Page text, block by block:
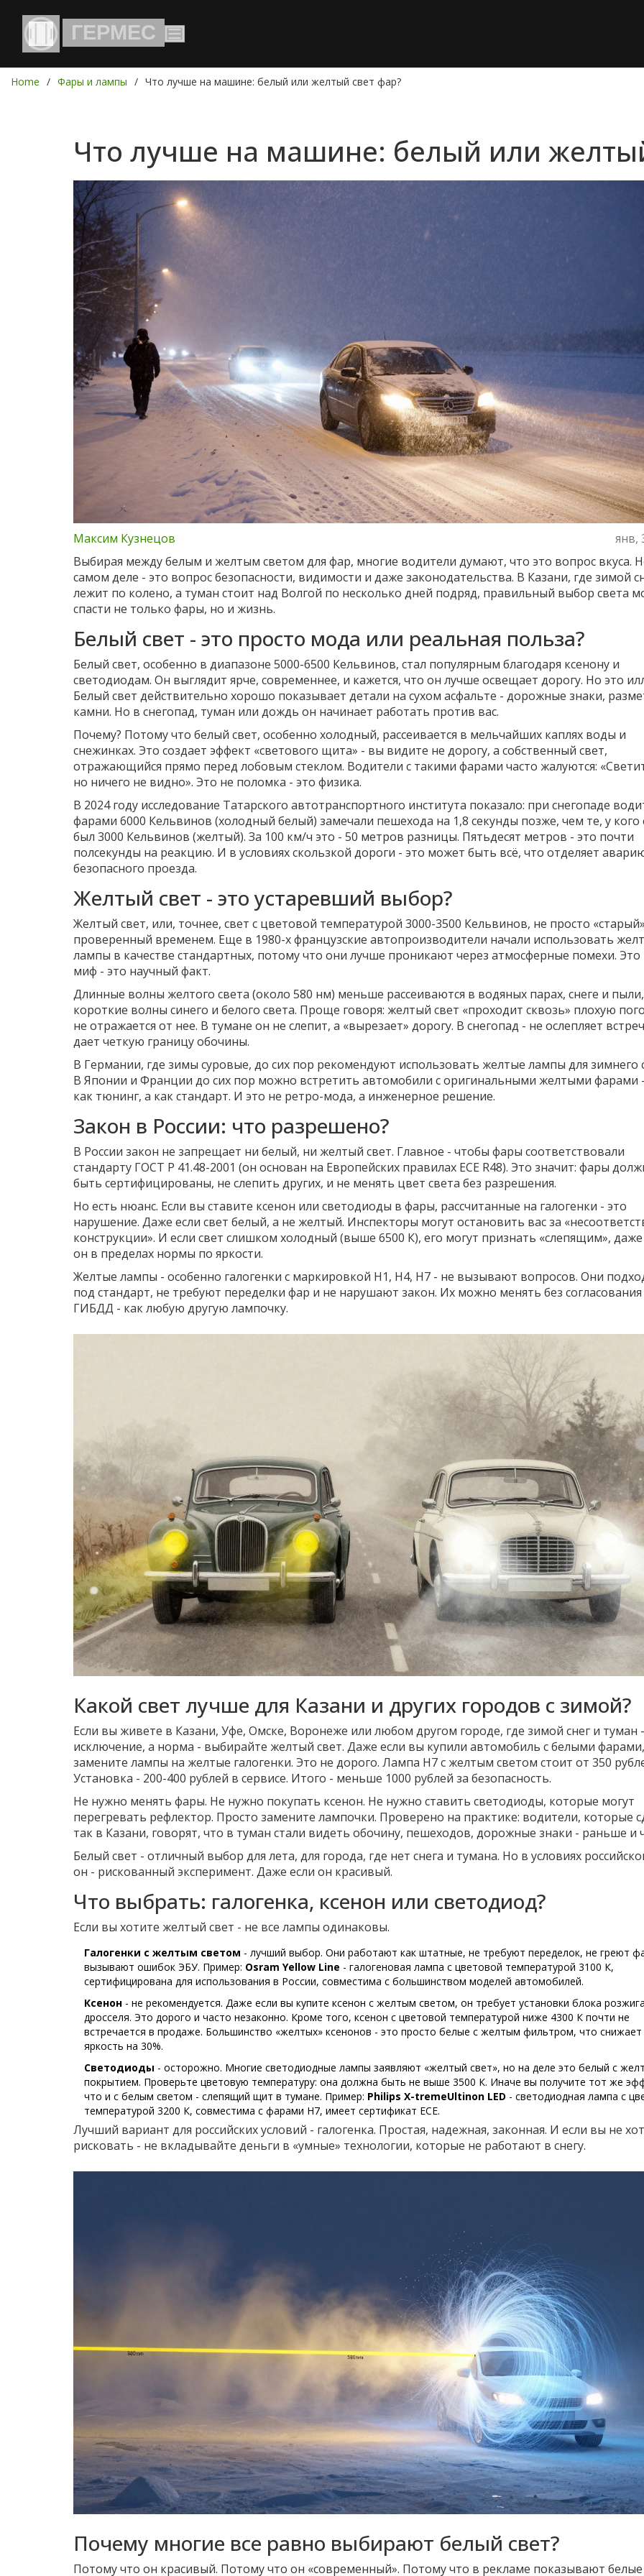
Home Фары и лампы Что лучше на машине: белый или желтый свет фар?
Что лучше на машине: белый или
Максим Кузнецов
янв,
Выбирая между белым и желтым светом для фар, многие водители думают, что это вопрос вкуса.
самом деле - это вопрос безопасности, видимости и даже законодательства. В Казани, где зимой
лежит по колено, а туман стоит над Волгой по несколько дней подряд, правильный выбор света
спасти не только фары, но и жизнь.
Белый свет - это просто мода или реальная польза?
Белый свет, особенно в диапазоне 5000-6500 Кельвинов, стал популярным благодаря ксенону и
светодиодам. Он выглядит ярче, современнее, и кажется, что он лучше освещает дорогу. Но это
Белый свет действительно хорошо показывает детали на сухом асфальте - дорожные знаки,
камни. Но в снегопад, туман или дождь он начинает работать против вас.
Почему? Потому что белый свет, особенно холодный, рассеивается в мельчайших каплях воды и
снежинках. Это создает эффект «светового щита» - вы видите не дорогу, а собственный свет,
отражающийся прямо перед лобовым стеклом. Водители с такими фарами часто жалуются:
но ничего не видно». Это не поломка - это физика.
В 2024 году исследование Татарского автотранспортного института показало: при снегопаде
фарами 6000 Кельвинов (холодный белый) замечали пешехода на 1,8 секунды позже, чем те, у кого
был 3000 Кельвинов (желтый). За 100 км/ч это - 50 метров разницы. Пятьдесят метров - это почти
полсекунды на реакцию. И в условиях скользкой дороги - это может быть всё, что отделяет
безопасного проезда.
Желтый свет - это устаревший выбор?
Желтый свет, или, точнее, свет с цветовой температурой 3000-3500 Кельвинов, не просто
проверенный временем. Еще в 1980-х французские автопроизводители начали использовать
лампы в качестве стандартных, потому что они лучше проникают через атмосферные помехи. Это
миф - это научный факт.
Длинные волны желтого света (около 580 нм) меньше рассеиваются в водяных парах, снеге и
короткие волны синего и белого света. Проще говоря: желтый свет «проходит сквозь» плохую
не отражается от нее. В тумане он не слепит, а «вырезает» дорогу. В снегопад - не ослепляет
дает четкую границу обочины.
В Германии, где зимы суровые, до сих пор рекомендуют использовать желтые лампы для зимнего
В Японии и Франции до сих пор можно встретить автомобили с оригинальными желтыми фарами
как тюнинг, а как стандарт. И это не ретро-мода, а инженерное решение.
Закон в России: что разрешено?
В России закон не запрещает ни белый, ни желтый свет. Главное - чтобы фары соответствовали
стандарту ГОСТ Р 41.48-2001 (он основан на Европейских правилах ECE R48). Это значит: фары
быть сертифицированы, не слепить других, и не менять цвет света без разрешения.
Но есть нюанс. Если вы ставите ксенон или светодиоды в фары, рассчитанные на галогенки - это
нарушение. Даже если свет белый, а не желтый. Инспекторы могут остановить вас за
конструкции». И если свет слишком холодный (выше 6500 К), его могут признать «слепящим», даже
он в пределах нормы по яркости.
Желтые лампы - особенно галогенки с маркировкой H1, H4, H7 - не вызывают вопросов. Они
под стандарт, не требуют переделки фар и не нарушают закон. Их можно менять без согласования
ГИБДД - как любую другую лампочку.
Какой свет лучше для Казани и других городов с зимой?
Если вы живете в Казани, Уфе, Омске, Воронеже или любом другом городе, где зимой снег и туман
исключение, а норма - выбирайте желтый свет. Даже если вы купили автомобиль с белыми фарами,
замените лампы на желтые галогенки. Это не дорого. Лампа H7 с желтым светом стоит от 350
Установка - 200-400 рублей в сервисе. Итого - меньше 1000 рублей за безопасность.
Не нужно менять фары. Не нужно покупать ксенон. Не нужно ставить светодиоды, которые могут
перегревать рефлектор. Просто замените лампочки. Проверено на практике: водители, которые
так в Казани, говорят, что в туман стали видеть обочину, пешеходов, дорожные знаки - раньше и
Белый свет - отличный выбор для лета, для города, где нет снега и тумана. Но в условиях
он - рискованный эксперимент. Даже если он красивый.
Что выбрать: галогенка, ксенон или светодиод?
Если вы хотите желтый свет - не все лампы одинаковы.
Галогенки с желтым светом - лучший выбор. Они работают как штатные, не требуют переделок, не греют
вызывают ошибок ЭБУ. Пример: Osram Yellow Line - галогеновая лампа с цветовой температурой 3100 К,
сертифицирована для использования в России, совместима с большинством моделей автомобилей.
Ксенон - не рекомендуется. Даже если вы купите ксенон с желтым светом, он требует установки блока
дросселя. Это дорого и часто незаконно. Кроме того, ксенон с цветовой температурой ниже 4300 К почти не
встречается в продаже. Большинство «желтых» ксенонов - это просто белые с желтым фильтром, что снижает
яркость на 30%.
Светодиоды - осторожно. Многие светодиодные лампы заявляют «желтый свет», но на деле это белый с
покрытием. Проверьте цветовую температуру: она должна быть не выше 3500 К. Иначе вы получите тот же
что и с белым светом - слепящий щит в тумане. Пример: Philips X-tremeUltinon LED - светодиодная лампа с
температурой 3200 К, совместима с фарами H7, имеет сертификат ECE.
Лучший вариант для российских условий - галогенка. Простая, надежная, законная. И если вы не
рисковать - не вкладывайте деньги в «умные» технологии, которые не работают в снегу.
Почему многие все равно выбирают белый свет?
Потому что он красивый. Потому что он «современный». Потому что в рекламе показывают